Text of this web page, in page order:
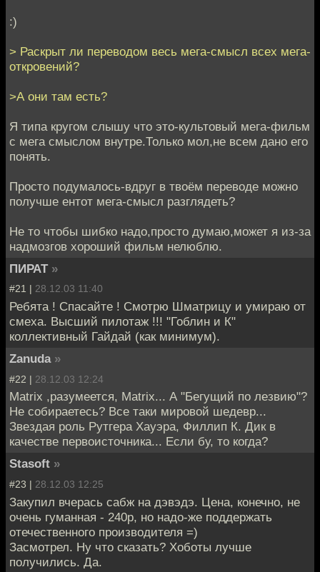
:)
> Раскрыт ли переводом весь мега-смысл всех мега-
откровений?
>А они там есть?
Я типа кругом слышу что это-культовый мега-фильм
с мега смыслом внутре.Только мол,не всем дано его
понять.
Просто подумалось-вдруг в твоём переводе можно
получше ентот мега-смысл разглядеть?
Не то чтобы шибко надо,просто думаю,может я из-за
надмозгов хороший фильм нелюблю.
ПИРАТ »
#21 | 28.12.03 11:40
Ребята ! Спасайте ! Смотрю Шматрицу и умираю от
смеха. Высший пилотаж !!! "Гоблин и К"
коллективный Гайдай (как минимум).
Zanuda »
#22 | 28.12.03 12:24
Matrix ,разумеется, Matrix... А "Бегущий по лезвию"?
Не собираетесь? Все таки мировой шедевр...
Звездая роль Рутгера Хауэра, Филлип К. Дик в
качестве первоисточника... Если бу, то когда?
Stasoft »
#23 | 28.12.03 12:25
Закупил вчерась сабж на дэвэдэ. Цена, конечно, не
очень гуманная - 240р, но надо-же поддержать
отечественного производителя =)
Засмотрел. Ну что сказать? Хоботы лучше
получились. Да.